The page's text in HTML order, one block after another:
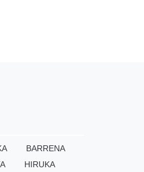
BARRENA
HIRUKA